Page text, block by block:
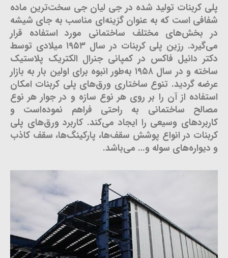
پلی کربنات تولید شده در جی لیان جی سخت‌ترین ماده
شفافی است که به عنوان گزینه‌ای مناسب به جای شیشه
در بخش‌های مختلف ساختمانی مورد استفاده قرار
می‌گیرد. رزین پلی کربنات در سال ۱۹۵۳ میلادی توسط
دکتر دانیل فاکس در کمپانی جنرال الکتریک پلاستیک
ساخته و در سال ۱۹۵۸ به‌طور انبوه برای اولین بار به بازار
عرضه گردید. تنوع ساختاری ورق‌های پلی کربنات امکان
استفاده از آن را بر روی هر نوع سازه و در جوار هر نوع
مصالح ساختمانی به راحتی فراهم نموده‌است و
کاربردهای وسیعی را ایجاد می‌کند. کاربرد ورق‌های پلی
کربنات در انواع پوشش سقف‌ها، پارکینگ‌ها، سقف کاذب
و دیواره‌های سوله و… می‌باشد.